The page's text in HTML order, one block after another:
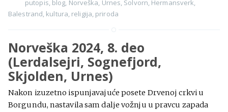
putopis blog Norveška Urnes Solvorn Hermansverk
Balestrand kultura religija priroda
Norveška 2024, 8. deo
(Lerdalsejri, Sognefjord,
Skjolden, Urnes)
Nakon izuzetno ispunjavajuće posete Drvenoj crkvi u
Borgundu, nastavila sam dalje vožnju u pravcu zapada